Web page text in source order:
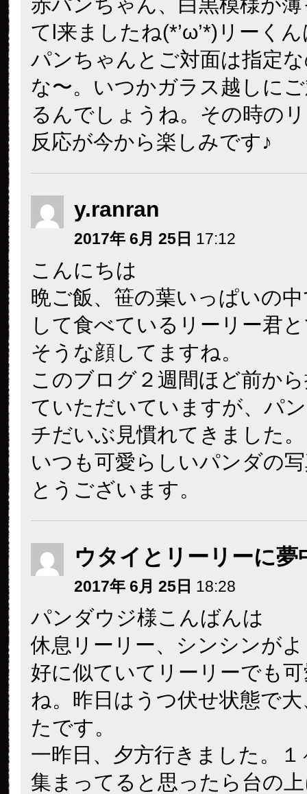
てl来ましたね(*’ω’*)リーく
パンちゃんとご対面は指定
な〜。いつかガラス越しに
るんでしょうね。その時の
反応が今から楽しみです♪
y.ranran
2017年 6月 25日 17:12
こんにちは
晩ご飯、笹の葉いっぱいの
して食べているリーリー君
そうな顔してますね。
このブログ２週間ほど前か
ていただいていますが、パ
チだいぶ見慣れてきました
いつも可愛らしいパンダの
とうございます。
ウタイとリーリーに夢
2017年 6月 25日 18:28
パンダウジ様こんばんは
休息リーリー、シンシンが
好に似ていてリーリーでも
ね。昨日はうつ伏せ状態で
たです。
一昨日、夕方行きました。
集まってると思ったら台の